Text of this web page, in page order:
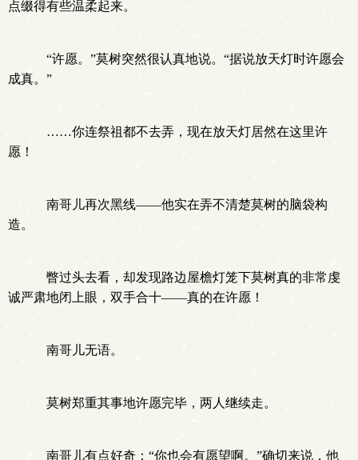
点缀得有些温柔起来。
“许愿。”莫树突然很认真地说。“据说放天灯时许愿会
成真。”
……你连祭祖都不去弄，现在放天灯居然在这里许
愿！
南哥儿再次黑线——他实在弄不清楚莫树的脑袋构
造。
瞥过头去看，却发现路边屋檐灯笼下莫树真的非常虔
诚严肃地闭上眼，双手合十——真的在许愿！
南哥儿无语。
莫树郑重其事地许愿完毕，两人继续走。
南哥儿有点好奇：“你也会有愿望啊。”确切来说，他